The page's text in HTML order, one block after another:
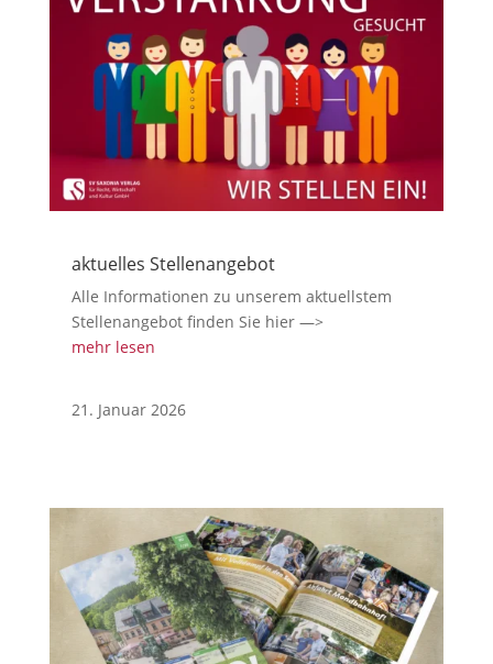
aktuelles Stellenangebot
Alle Informationen zu unserem aktuellstem
Stellenangebot finden Sie hier —>
mehr lesen
21. Januar 2026